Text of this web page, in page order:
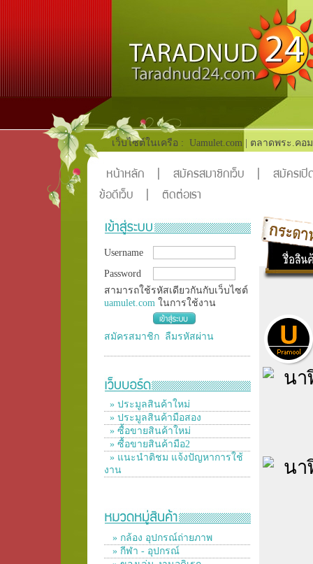
เว็บไซต์ในเครือ : Uamulet.com ตลาดพระ.คอม
หน้าหลัก สมัครสมาชิกเว็บ
สมัครเปิ
ข้อดีเว็บ
ติดต่อเรา
Username
Password
สามารถใช้รหัสเดียวกันกับเว็บไซต์
uamulet.com ในการใช้งาน
สมัครสมาชิก ลืมรหัสผ่าน
» ประมูลสินค้าใหม่
» ประมูลสินค้ามือสอง
» ซื้อขายสินค้าใหม่
» ซื้อขายสินค้ามือ2
» แนะนำติชม แจ้งปัญหาการใช้
งาน
» กล้อง อุปกรณ์ถ่ายภาพ
» กีฬา - อุปกรณ์